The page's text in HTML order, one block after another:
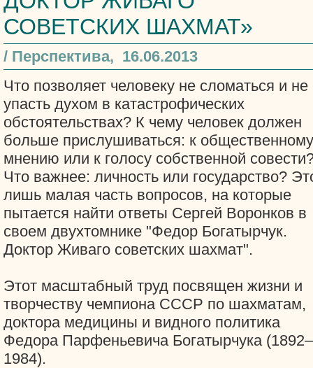
СОВЕТСКИХ ШАХМАТ»
/ Перспектива, 16.06.2013
Что позволяет человеку не сломаться и не
упасть духом в катастрофических
обстоятельствах? К чему человек должен
больше прислушиваться: к общественному
мнению или к голосу собственной
Что важнее: личность или государство?
лишь малая часть вопросов, на которые
пытается найти ответы Сергей Воронков в
своем двухтомнике "Федор Богатырчук.
Доктор Живаго советских шахмат".
Этот масштабный труд посвящен жизни и
творчеству чемпиона СССР по шахматам,
доктора медицины и видного политика
Федора Парфеньевича Богатырчука (1892–
1984).